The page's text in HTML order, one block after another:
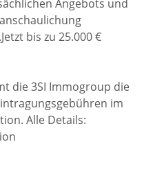
Angebots und
bis zu 25.000 €
die 3SI Immogroup die
im
Alle Details: